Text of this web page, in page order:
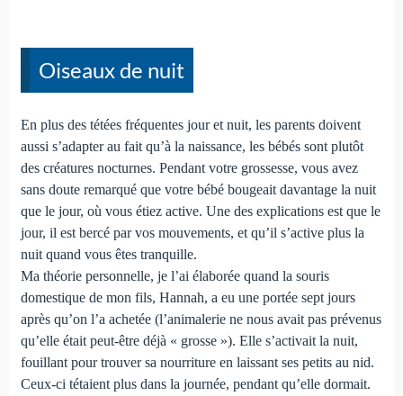
Oiseaux de nuit
En plus des tétées fréquentes jour et nuit, les parents doivent
aussi s’adapter au fait qu’à la naissance, les bébés sont plutôt
des créatures nocturnes. Pendant votre grossesse, vous avez
sans doute remarqué que votre bébé bougeait davantage la nuit
que le jour, où vous étiez active. Une des explications est que le
jour, il est bercé par vos mouvements, et qu’il s’active plus la
nuit quand vous êtes tranquille.
Ma théorie personnelle, je l’ai élaborée quand la souris
domestique de mon fils, Hannah, a eu une portée sept jours
après qu’on l’a achetée (l’animalerie ne nous avait pas prévenus
qu’elle était peut-être déjà « grosse »). Elle s’activait la nuit,
fouillant pour trouver sa nourriture en laissant ses petits au nid.
Ceux-ci tétaient plus dans la journée, pendant qu’elle dormait.